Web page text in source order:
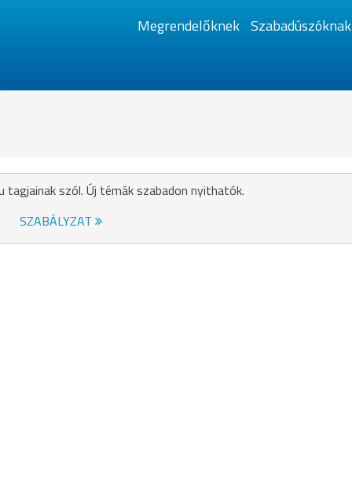
Megrendelőknek Szabadúszóknak
szól. Új témák szabadon nyithatók.
SZABÁLYZAT